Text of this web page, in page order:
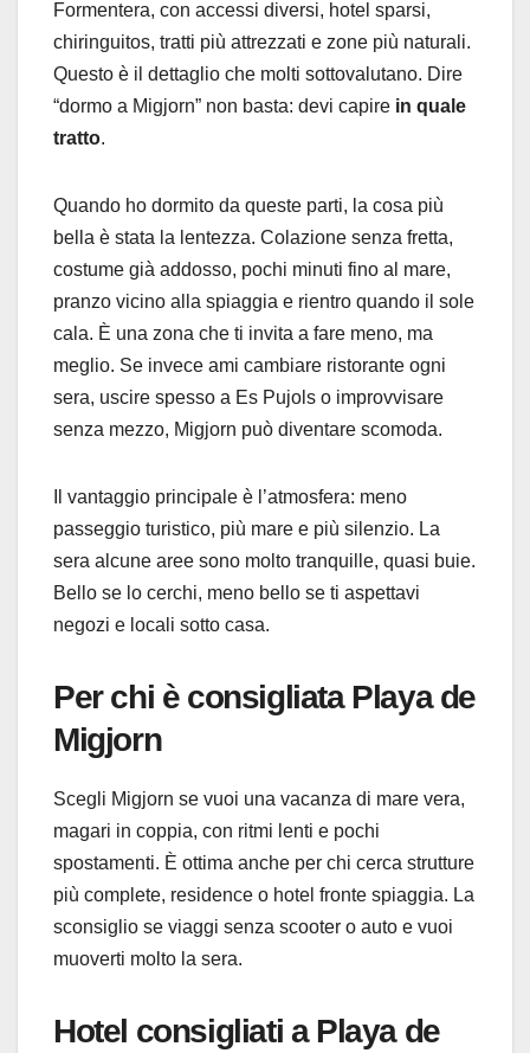
Formentera, con accessi diversi, hotel sparsi,
chiringuitos, tratti più attrezzati e zone più naturali.
Questo è il dettaglio che molti sottovalutano. Dire
“dormo a Migjorn” non basta: devi capire in quale
tratto.
Quando ho dormito da queste parti, la cosa più
bella è stata la lentezza. Colazione senza fretta,
costume già addosso, pochi minuti fino al mare,
pranzo vicino alla spiaggia e rientro quando il sole
cala. È una zona che ti invita a fare meno, ma
meglio. Se invece ami cambiare ristorante ogni
sera, uscire spesso a Es Pujols o improvvisare
senza mezzo, Migjorn può diventare scomoda.
Il vantaggio principale è l’atmosfera: meno
passeggio turistico, più mare e più silenzio. La
sera alcune aree sono molto tranquille, quasi buie.
Bello se lo cerchi, meno bello se ti aspettavi
negozi e locali sotto casa.
Per chi è consigliata Playa de
Migjorn
Scegli Migjorn se vuoi una vacanza di mare vera,
magari in coppia, con ritmi lenti e pochi
spostamenti. È ottima anche per chi cerca strutture
più complete, residence o hotel fronte spiaggia. La
sconsiglio se viaggi senza scooter o auto e vuoi
muoverti molto la sera.
Hotel consigliati a Playa de